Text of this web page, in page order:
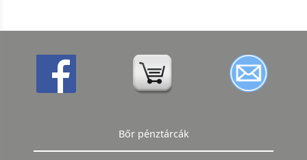
Bőr pénztárcák